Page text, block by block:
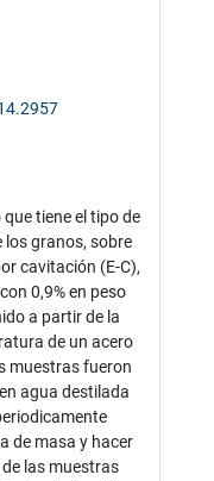
tiene el tipo de
los granos, sobre
cavitación (E-C),
0,9% en peso
a partir de la
de un acero
muestras fueron
agua destilada
de masa y hacer
las muestras